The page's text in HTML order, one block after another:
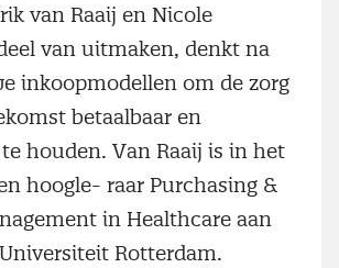
van Raaij en Nicole
van uitmaken, denkt na
inkoopmodellen om de zorg
betaalbaar en
houden. Van Raaij is in het
hoogle- raar Purchasing &
in Healthcare aan
Rotterdam.